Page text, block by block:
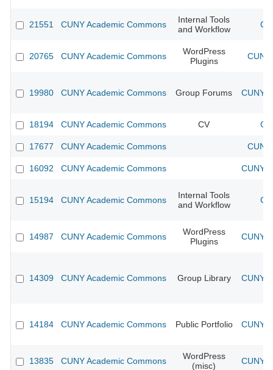
21551 CUNY Academic Commons
Internal Tools
and Workflow
20765 CUNY Academic Commons
WordPress
Plugins
19980 CUNY Academic Commons Group Forums CUNY
18194 CUNY Academic Commons CV
17677 CUNY Academic Commons
16092 CUNY Academic Commons CUNY
15194 CUNY Academic Commons
Internal Tools
and Workflow
14987 CUNY Academic Commons
WordPress
Plugins
CUNY
14309 CUNY Academic Commons Group Library CUNY
14184 CUNY Academic Commons Public Portfolio CUNY
13835 CUNY Academic Commons
WordPress
(misc)
CUNY